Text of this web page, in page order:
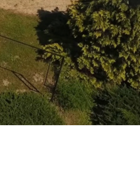
VÁLASZTÁSI
INFORMÁCIÓK 2024
VÁLASZTÁS 2019
KÖZÉRDEKŰ ADATOK